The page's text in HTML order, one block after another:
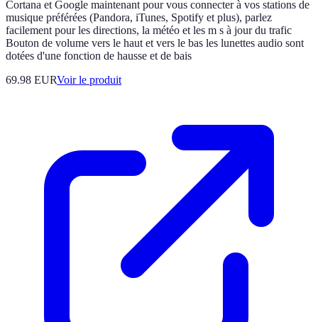
Cortana et Google maintenant pour vous connecter à vos stations de
musique préférées (Pandora, iTunes, Spotify et plus), parlez
facilement pour les directions, la météo et les m s à jour du trafic
Bouton de volume vers le haut et vers le bas les lunettes audio sont
dotées d'une fonction de hausse et de bais
69.98 EURVoir le produit